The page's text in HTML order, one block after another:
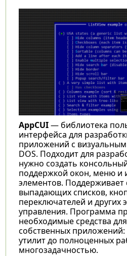
AppCUI— библиотека
интерфейса для
приложений с
DOS. Подходит для
нужно создать
поддержкой окон, меню и
элементов. Поддерживает
выпадающих списков,
переключателей и других
управления. Программа
необходимые средства
собственных
утилит до полноценных
многозадачностью.